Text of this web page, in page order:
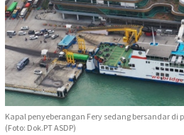
Kapal penyeberangan Fery sedang bersandar
(Foto: Dok.PT ASDP)